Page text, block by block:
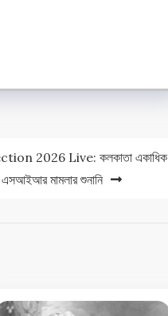
2026 Live: কলকাতা একাধিক
এসআইআর মামলার শুনানি